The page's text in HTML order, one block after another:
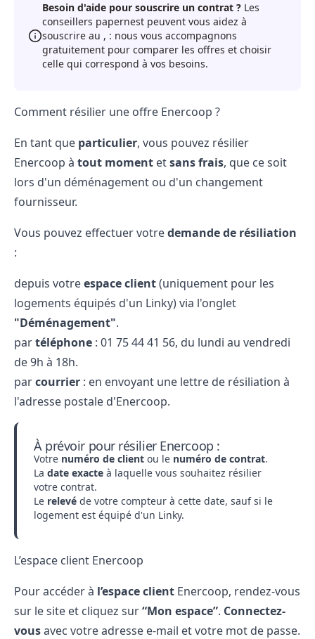
Besoin d'aide pour souscrire un contrat ? Les
conseillers papernest peuvent vous aidez à
souscrire au , : nous vous accompagnons
gratuitement pour comparer les offres et choisir
celle qui correspond à vos besoins.
Comment résilier une offre Enercoop ?
En tant que particulier, vous pouvez résilier
Enercoop à tout moment etsans frais, que ce soit
lors d'un déménagement ou d'un changement
fournisseur.
Vous pouvez effectuer votredemande de résiliation
:
depuis votreespace client(uniquement pour les
logements équipés d'un Linky) via l'onglet
"Déménagement".
partéléphone : 01​ 75​ 44​ 41​ 56, du lundi au vendredi
de 9h à 18h.
parcourrier : en envoyant une lettre de résiliation à
l'adresse postale d'Enercoop.
À prévoir pour résilier Enercoop :
Votre numéro de client ou le numéro de contrat.
La date exacte à laquelle vous souhaitez résilier
votre contrat.
Le relevé de votre compteur à cette date, sauf si le
logement est équipé d'un Linky.
L’espace client Enercoop
Pour accéder à l’espace client Enercoop, rendez-vous
sur le site et cliquez sur“Mon espace”. Connectez-
vousavec votre adresse e-mail et votre mot de passe.